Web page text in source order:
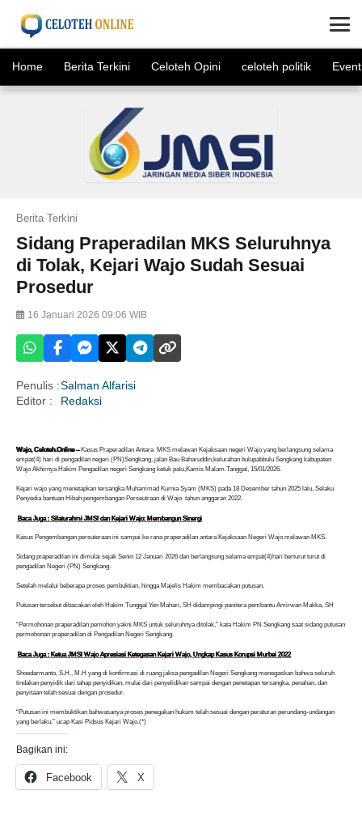
Home Berita Terkini Celoteh Opini celoteh politik Event
Berita Terkini
Sidang Praperadilan MKS Seluruhnya
di Tolak, Kejari Wajo Sudah Sesuai
Prosedur
16 Januari 2026 09:06 WIB
Penulis :Salman Alfarisi
Editor :
Redaksi
Wajo, Celoteh.Online –Kasus Praperadilan Antara MKS melawan Kejaksaan negeri Wajo yang berlangsung selama
empat(4) hari di pengadilan negeri (PN)Sengkang, jalan Bau Baharuddin,kelurahan bulupabbulu Sengkang kabupaten
Wajo Akhirnya Hakim Pengadilan negeri Sengkang ketuk palu,Kamis Malam.Tanggal, 15/01/2026.
Kejari wajo yang menetapkan tersangka Muhammad Kurnia Syam (MKS) pada 18 Desember tahun 2025 lalu, Selaku
Penyedia bantuan Hibah pengembangan Perseutraan di Wajo tahun anggaran 2022.
Baca Juga : Silaturahmi JMSI dan Kejari Wajo: Membangun Sinergi
Kasus Pengembangan persuteraan ini sampai ke rana praperadilan antara Kejaksaan Negeri Wajo melawan MKS.
Sidang praperadilan ini dimulai sejak Senin 12 Januari 2026 dan berlangsung selama empat(4)hari berturut turut di
pengadilan Negeri (PN) Sengkang.
Setelah melalui beberapa proses pembuktian, hingga Majelis Hakim membacakan putusan.
Putusan tersebut dibacakan oleh Hakim Tunggal Yon Mahari, SH didampingi panitera pembantu Amirwan Makka, SH
“Permohonan praperadilan pemohon yakni MKS untuk seluruhnya ditolak,” kata Hakim PN Sengkang saat sidang putusan
permohonan praperadilan di Pengadilan Negeri Sengkang.
Baca Juga : Ketua JMSI Wajo Apresiasi Ketegasan Kejari Wajo, Ungkap Kasus Korupsi Murbei 2022
Shoedarmanto, S.H., M.H yang di konfirmasi di ruang jaksa pengadilan Negeri Sengkang menegaskan bahwa seluruh
tindakan penyidik dari tahap penyidikan, mulai dari penyelidikan sampai dengan penetapan tersangka, penahan, dan
penyitaan telah sesuai dengan prosedur.
“Putusan ini membuktikan bahwasanya proses penegakan hukum telah sesuai dengan peraturan perundang-undangan
yang berlaku,” ucap Kasi Pidsus Kejari Wajo.(*)
Bagikan ini:
Facebook X